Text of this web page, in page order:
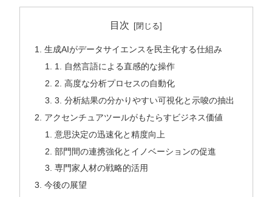
目次
生成AIがデータサイエンスを民主化する仕組み
1. 自然言語による直感的な操作
2. 高度な分析プロセスの自動化
3. 分析結果の分かりやすい可視化と示唆の抽出
アクセンチュアツールがもたらすビジネス価値
意思決定の迅速化と精度向上
部門間の連携強化とイノベーションの促進
専門家人材の戦略的活用
今後の展望